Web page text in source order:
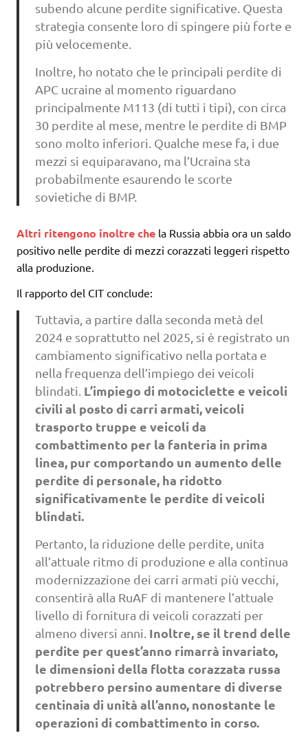
subendo alcune perdite significative. Questa
strategia consente loro di spingere più forte e
più velocemente.
Inoltre, ho notato che le principali perdite di
APC ucraine al momento riguardano
principalmente M113 (di tutti i tipi), con circa
30 perdite al mese, mentre le perdite di BMP
sono molto inferiori. Qualche mese fa, i due
mezzi si equiparavano, ma l’Ucraina sta
probabilmente esaurendo le scorte
sovietiche di BMP.
Altri ritengono inoltre che la Russia abbia ora un saldo
positivo nelle perdite di mezzi corazzati leggeri rispetto
alla produzione.
Il rapporto del CIT conclude:
Tuttavia, a partire dalla seconda metà del
2024 e soprattutto nel 2025, si è registrato un
cambiamento significativo nella portata e
nella frequenza dell’impiego dei veicoli
blindati. L’impiego di motociclette e veicoli
civili al posto di carri armati, veicoli
trasporto truppe e veicoli da
combattimento per la fanteria in prima
linea, pur comportando un aumento delle
perdite di personale, ha ridotto
significativamente le perdite di veicoli
blindati.
Pertanto, la riduzione delle perdite, unita
all’attuale ritmo di produzione e alla continua
modernizzazione dei carri armati più vecchi,
consentirà alla RuAF di mantenere l’attuale
livello di fornitura di veicoli corazzati per
almeno diversi anni. Inoltre, se il trend delle
perdite per quest’anno rimarrà invariato,
le dimensioni della flotta corazzata russa
potrebbero persino aumentare di diverse
centinaia di unità all’anno, nonostante le
operazioni di combattimento in corso.